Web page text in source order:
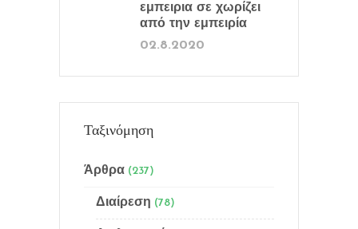
εμπειρια σε χωρίζει
από την εμπειρία
02.8.2020
Ταξινόμηση
Άρθρα (237)
Διαίρεση (78)